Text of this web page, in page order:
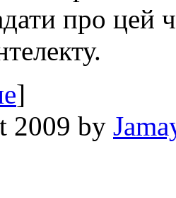
про цей
]
2009 by